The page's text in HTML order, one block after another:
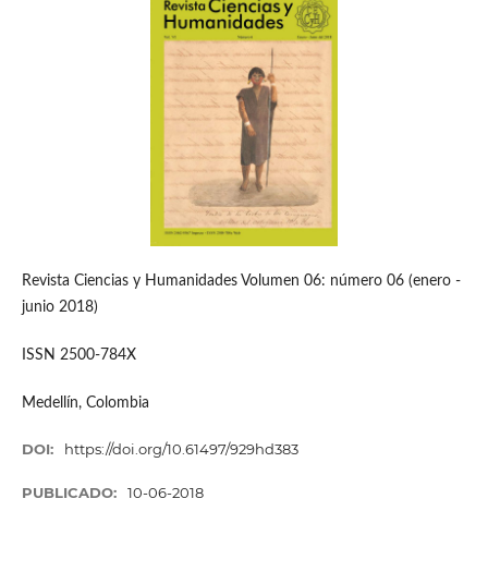
Revista Ciencias y Humanidades Volumen 06: número 06 (enero -
junio 2018)
ISSN 2500-784X
Medellín, Colombia
DOI: https://doi.org/10.61497/929hd383
PUBLICADO: 10-06-2018